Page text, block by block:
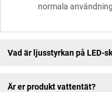
normala
Vad är ljusstyrkan på LED-
Är er produkt vattentät?